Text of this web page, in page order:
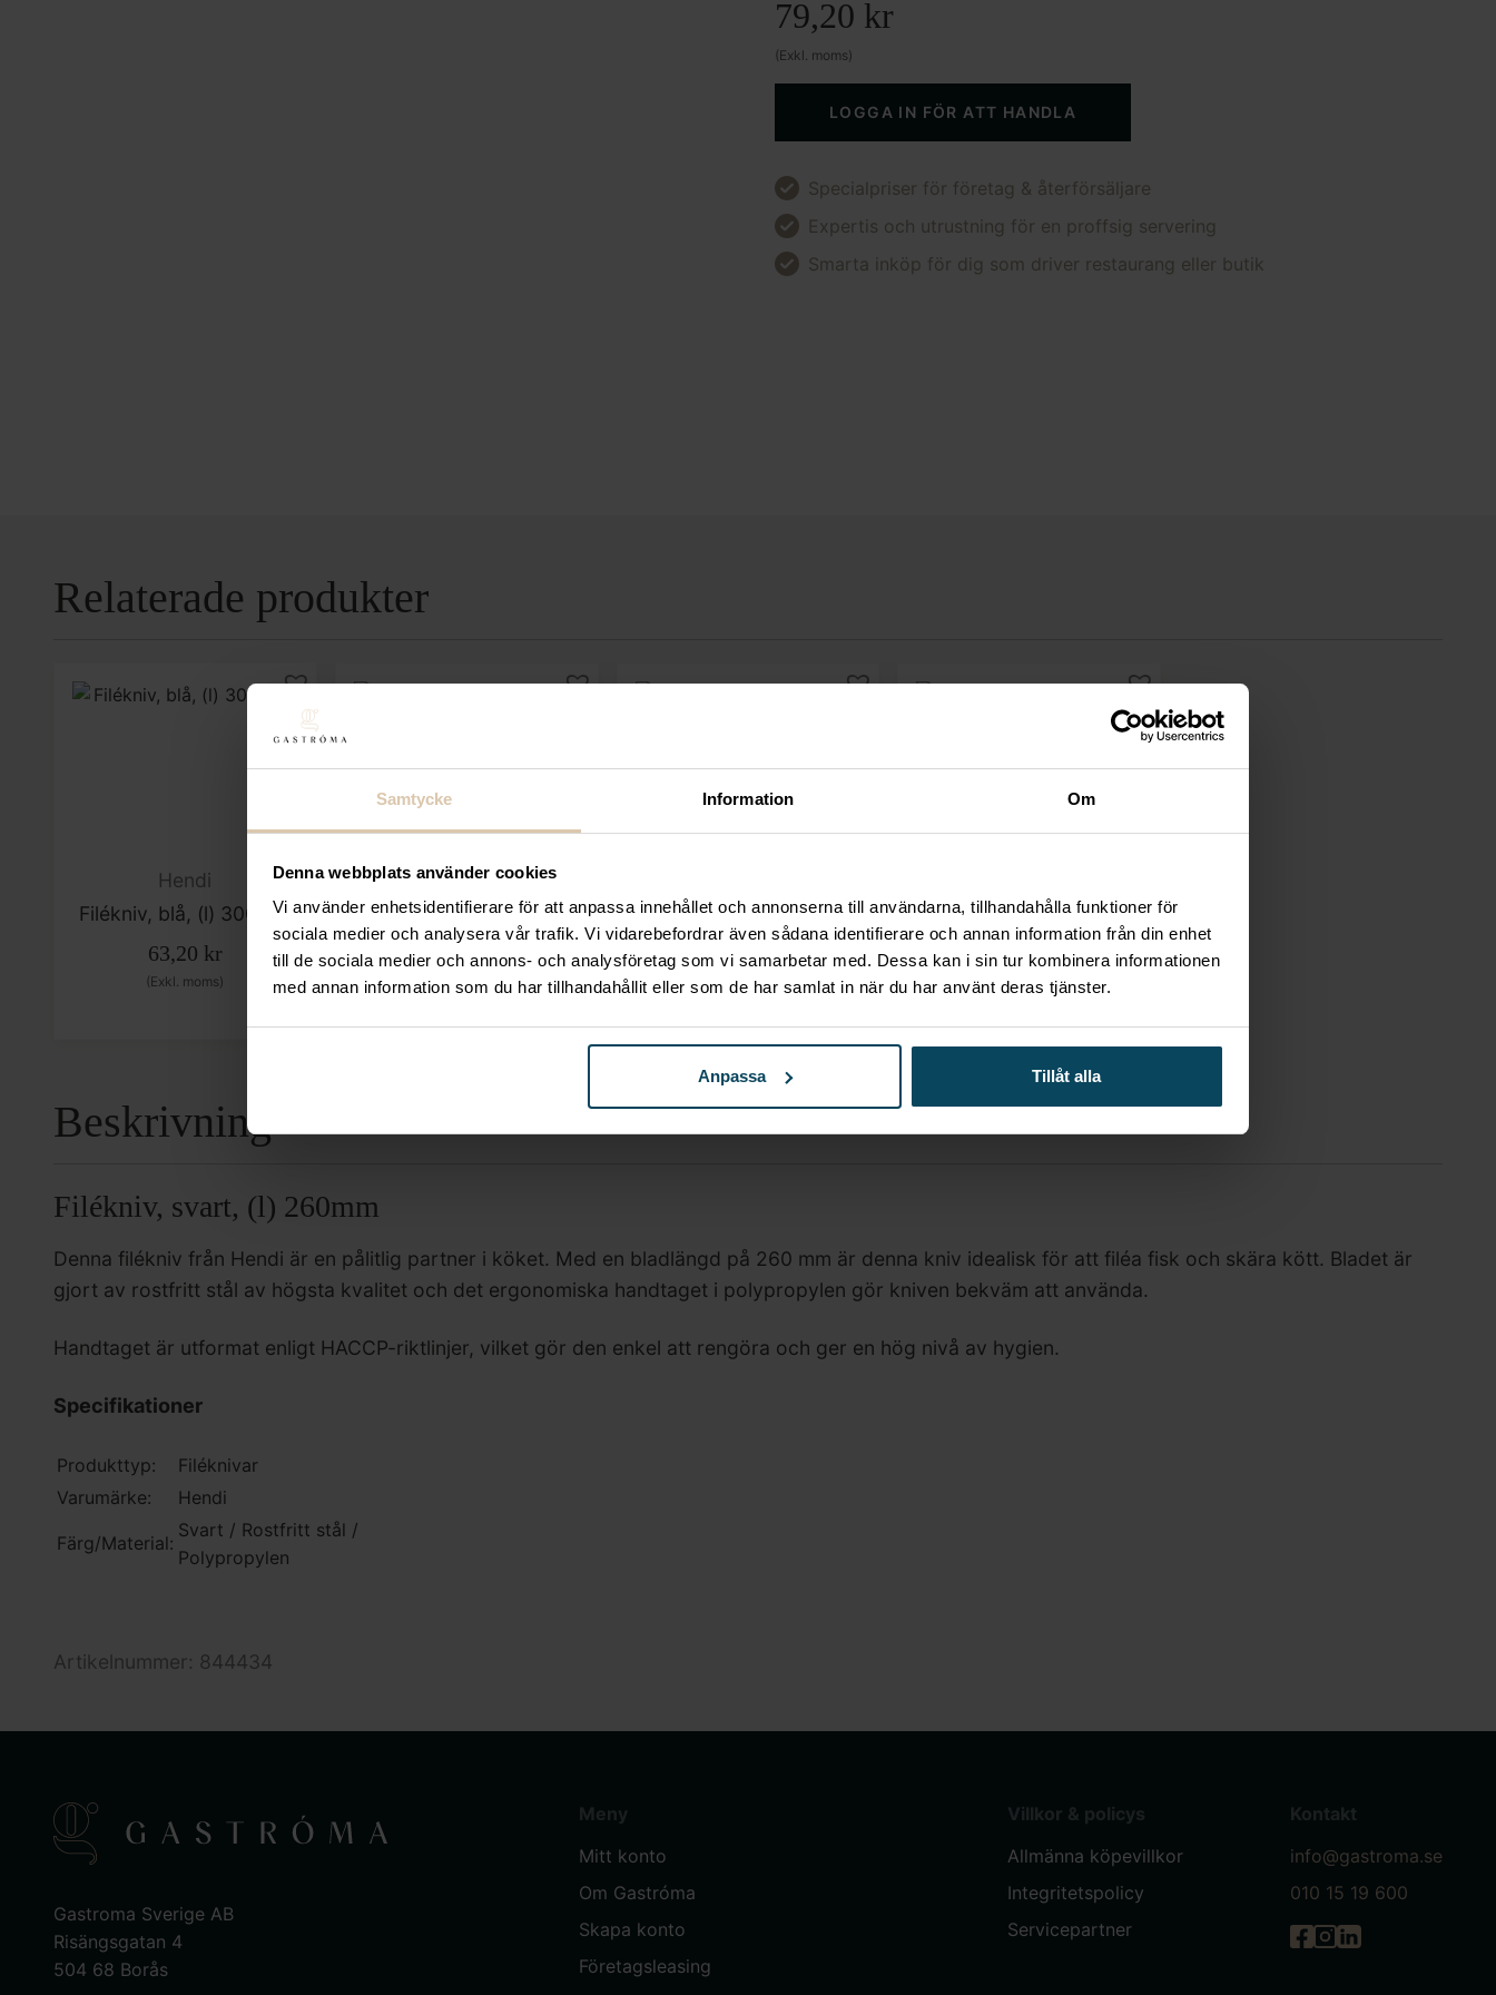
Samtycke Information Om
Denna webbplats använder cookies
Vi använder enhetsidentifierare för att anpassa innehållet och annonserna till användarna, tillhandahålla funktioner för
sociala medier och analysera vår trafik. Vi vidarebefordrar även sådana identifierare och annan information från din enhet
till de sociala medier och annons- och analysföretag som vi samarbetar med. Dessa kan i sin tur kombinera informationen
med annan information som du har tillhandahållit eller som de har samlat in när du har använt deras tjänster.
Anpassa Tillåt alla
79,20 kr
(Exkl. moms)
LOGGA IN FÖR ATT HANDLA
Specialpriser för företag & återförsäljare
Expertis och utrustning för en proffsig servering
Smarta inköp för dig som driver restaurang eller butik
Relaterade produkter
Hendi
Filékniv, blå, (l) 300mm
63,20 kr
(Exkl. moms)
Hendi
Skinka/laxkniv ”Granton
Edge”, (l) 490mm, brun
151,20 kr
Filékniv ”Kitchen Line”,
svart, (l) 285mm
135,20
Filékniv, röd, (l) 300mm
63,20kr
(Exkl. moms)
Beskrivning
Filékniv, svart, (l) 260mm
Denna filékniv från Hendi är en pålitlig partner i köket. Med en bladlängd på 260 mm är denna kniv idealisk för att filéa fisk och skära kött. Bladet är
gjort av rostfritt stål av högsta kvalitet och det ergonomiska handtaget i polypropylen gör kniven bekväm att använda.
Handtaget är utformat enligt HACCP-riktlinjer, vilket gör den enkel att rengöra och ger en hög nivå av hygien.
Specifikationer
Produkttyp:
Filéknivar
Varumärke:
Hendi
Färg/Material:
Svart / Rostfritt stål /
Polypropylen
Artikelnummer: 844434
Gastroma Sverige AB
Risängsgatan 4
504 68 Borås
Meny
Mitt konto
Om Gastróma
Skapa konto
Företagsleasing
Villkor & policys
Allmänna köpevillkor
Integritetspolicy
Servicepartner
Kontakt
info@gastroma.se
010 15 19 600
Gastróma på Facebook
Gastróma på
Gastróma på